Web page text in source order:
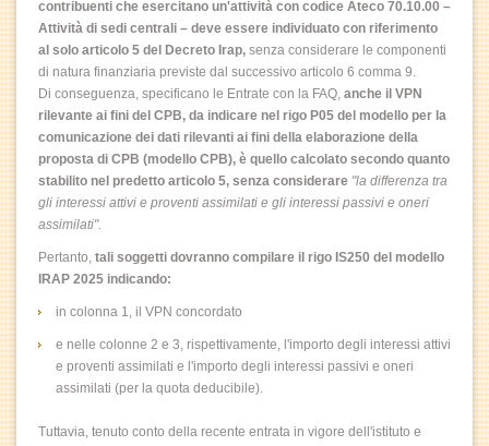
contribuenti che esercitano un'attività con codice Ateco 70.10.00 –
Attività di sedi centrali – deve essere individuato con riferimento
al solo articolo 5 del Decreto Irap, senza considerare le componenti
di natura finanziaria previste dal successivo articolo 6 comma 9.
Di conseguenza, specificano le Entrate con la FAQ, anche il VPN
rilevante ai fini del CPB, da indicare nel rigo P05 del modello per la
comunicazione dei dati rilevanti ai fini della elaborazione della
proposta di CPB (modello CPB), è quello calcolato secondo quanto
stabilito nel predetto articolo 5, senza considerare "la differenza tra
gli interessi attivi e proventi assimilati e gli interessi passivi e oneri
assimilati".
Pertanto, tali soggetti dovranno compilare il rigo IS250 del modello
IRAP 2025 indicando:
in colonna 1, il VPN concordato
e nelle colonne 2 e 3, rispettivamente, l'importo degli interessi attivi
e proventi assimilati e l'importo degli interessi passivi e oneri
assimilati (per la quota deducibile).
Tuttavia, tenuto conto della recente entrata in vigore dell'istituto e